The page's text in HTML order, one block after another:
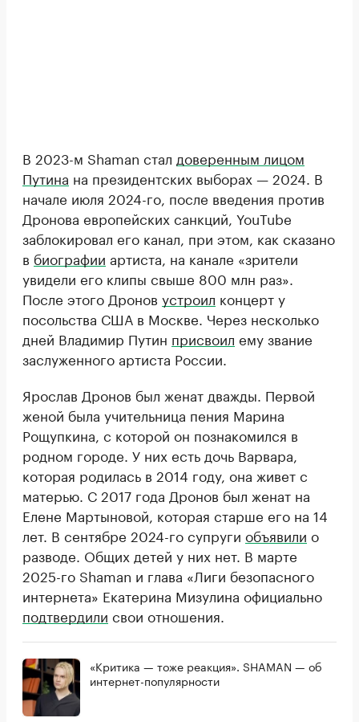
В 2023-м Shaman стал доверенным лицом
Путина на президентских выборах — 2024. В
начале июля 2024-го, после введения против
Дронова европейских санкций, YouTube
заблокировал его канал, при этом, как сказано
в биографии артиста, на канале «зрители
увидели его клипы свыше 800 млн раз».
После этого Дронов устроил концерт у
посольства США в Москве. Через несколько
дней Владимир Путин присвоил ему звание
заслуженного артиста России.
Ярослав Дронов был женат дважды. Первой
женой была учительница пения Марина
Рощупкина, с которой он познакомился в
родном городе. У них есть дочь Варвара,
которая родилась в 2014 году, она живет с
матерью. С 2017 года Дронов был женат на
Елене Мартыновой, которая старше его на 14
лет. В сентябре 2024-го супруги объявили о
разводе. Общих детей у них нет. В марте
2025-го Shaman и глава «Лиги безопасного
интернета» Екатерина Мизулина официально
подтвердили свои отношения.
«Критика — тоже реакция». SHAMAN — об
интернет-популярности